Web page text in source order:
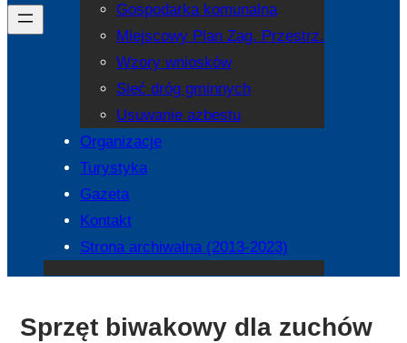
Gospodarka komunalna
Miejscowy Plan Zag. Przestrz.
Wzory wniosków
Sieć dróg gminnych
Usuwanie azbestu
Organizacje
Turystyka
Gazeta
Kontakt
Strona archiwalna (2013-2023)
Sprzęt biwakowy dla zuchów